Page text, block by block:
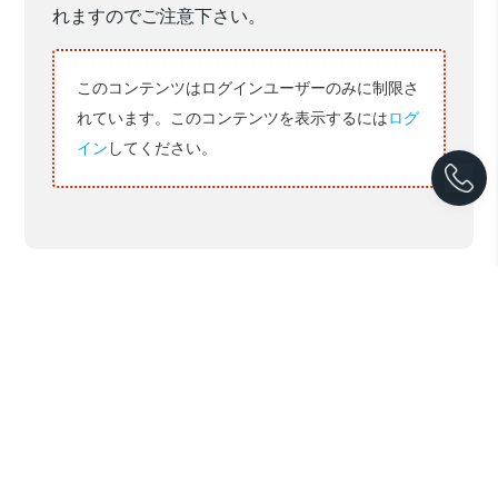
れますのでご注意下さい。
このコンテンツはログインユーザーのみに制限さ
れています。このコンテンツを表示するにはログ
イン してください。